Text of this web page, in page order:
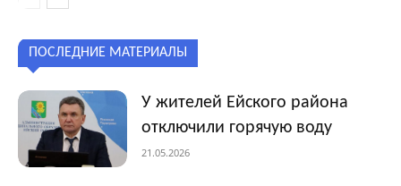
ПОСЛЕДНИЕ МАТЕРИАЛЫ
У жителей Ейского района
отключили горячую воду
21.05.2026